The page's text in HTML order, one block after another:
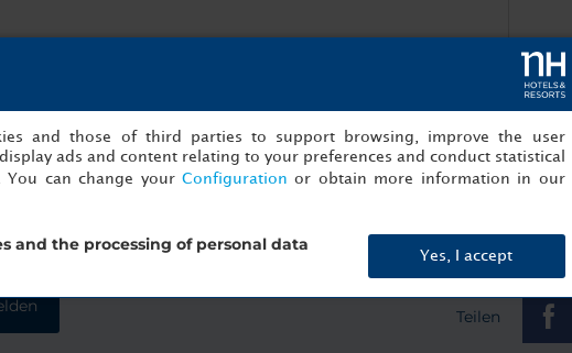
Teilen
and those of third parties to support browsing, improve the user
ads and content relating to your preferences and conduct statistical
You can change your Configuration or obtain more information in our
and the processing of personal data
Yes, I accept